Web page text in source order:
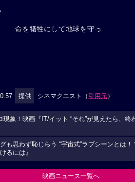
命を犠牲にして地球を守っ...
提供 シネマクエスト（ 引用元）
現象！映画『IT/イット “それ”が見えたら、終
も思わず恥じらう “宇宙式”ラブシーンとは
るには』
映画ニュース一覧へ